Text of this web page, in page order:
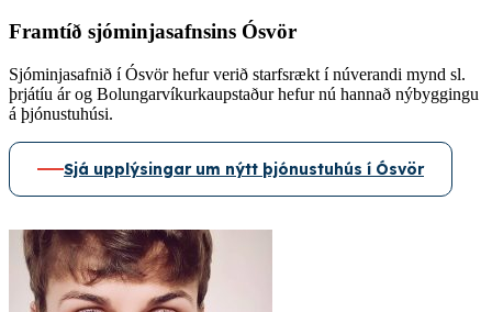
Framtíð sjóminjasafnsins Ósvör
Sjóminjasafnið í Ósvör hefur verið starfsrækt í núverandi mynd sl.
þrjátíu ár og Bolungarvíkurkaupstaður hefur nú hannað nýbyggingu
á þjónustuhúsi.
Sjá upplýsingar um nýtt þjónustuhús í Ósvör